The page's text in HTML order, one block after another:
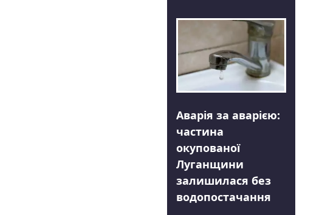
Аварія за аварією:
частина
окупованої
Луганщини
залишилася без
водопостачання